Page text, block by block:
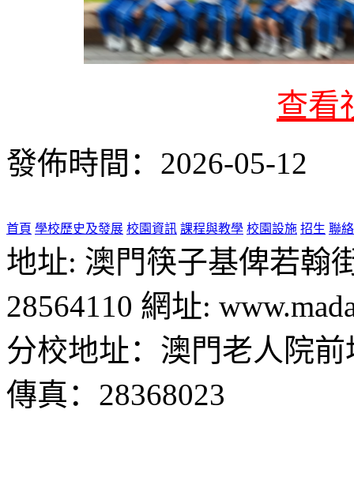
查看
發佈時間：2026-05-12
首頁 學校歷史及發展 校園資訊 課程與教學 校園設施 招生 聯
地址: 澳門筷子基俾若翰
28564110 網址:
分校地址：澳門老人院
傳真：28368023